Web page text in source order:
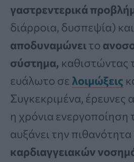
γαστρεντερικά
διάρροια, δυσπεψία)
αποδυναμώνειτο
σύστημα, καθιστώντας
ευάλωτο σε λοιμώξεις
Συγκεκριμένα,
η χρόνια ενεργοποίηση
αυξάνει την
καρδιαγγειακών